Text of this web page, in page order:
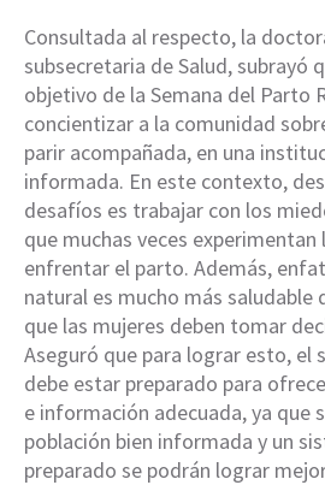
Consultada al respecto, la
subsecretaria de Salud, subrayó
objetivo de la Semana del Parto
concientizar a la comunidad
parir acompañada, en una
informada. En este contexto,
desafíos es trabajar con los
que muchas veces experimentan
enfrentar el parto. Además,
natural es mucho más saludable
que las mujeres deben tomar
Aseguró que para lograr esto, el
debe estar preparado para
e información adecuada, ya que
población bien informada y un
preparado se podrán lograr